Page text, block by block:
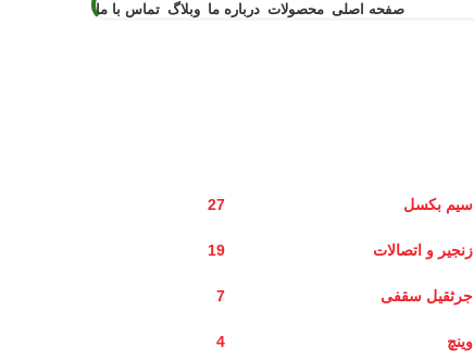
صفحه اصلی محصولات درباره ما وبلاگ تماس با ما
سیم بکسل 27
زنجیر و اتصالات 19
جرثقیل سقفی 7
وینچ 4